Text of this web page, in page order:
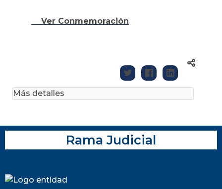
Ver Conmemoración
Más detalles
Rama Judicial